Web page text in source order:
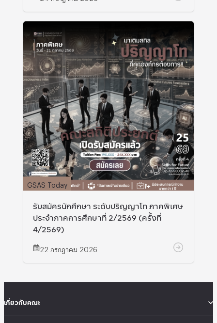
GSAS Today
รับสมัครนักศึกษา ระดับปริญญาโท ภาคพิเศษ
ประจำภาคการศึกษาที่ 2/2569 (ครั้งที่
4/2569)
22 กรกฎาคม 2026
เกี่ยวกับคณะ